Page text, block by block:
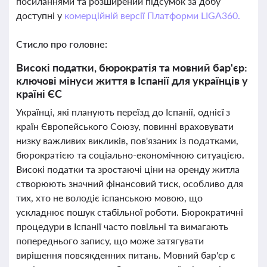
доступні у комерційній версії Платформи LIGA360.
Стисло про головне:
Високі податки, бюрократія та мовний бар'єр:
ключові мінуси життя в Іспанії для українців у
країні ЄС
Українці, які планують переїзд до Іспанії, однієї з
країн Європейського Союзу, повинні враховувати
низку важливих викликів, пов'язаних із податками,
бюрократією та соціально-економічною ситуацією.
Високі податки та зростаючі ціни на оренду житла
створюють значний фінансовий тиск, особливо для
тих, хто не володіє іспанською мовою, що
ускладнює пошук стабільної роботи. Бюрократичні
процедури в Іспанії часто повільні та вимагають
попереднього запису, що може затягувати
вирішення повсякденних питань. Мовний бар'єр є